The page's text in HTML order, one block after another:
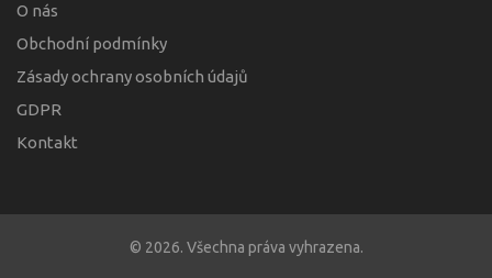
O nás
Obchodní podmínky
Zásady ochrany osobních údajů
GDPR
Kontakt
© 2026. Všechna práva vyhrazena.